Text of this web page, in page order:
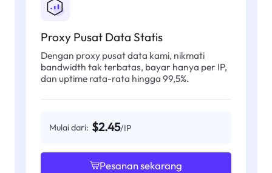
Proxy Pusat Data Statis
Dengan proxy pusat data kami, nikmati
bandwidth tak terbatas, bayar hanya per IP,
dan uptime rata-rata hingga 99,5%.
Mulai dari: $2.45/IP
Pesanan sekarang